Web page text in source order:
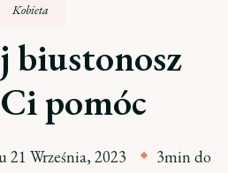
Kobieta
biustonosz
pomóc
21 Września, 2023
3min do